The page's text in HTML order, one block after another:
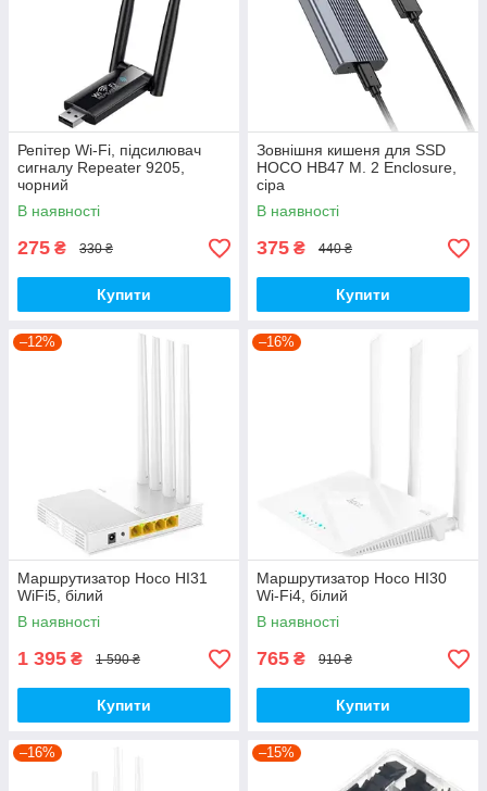
Репітер Wi-Fi, підсилювач
сигналу Repeater 9205,
чорний
В наявності
275 ₴ 330 ₴
Купити
Зовнішня кишеня для SSD
HOCO HB47 M. 2 Enclosure,
сіра
В наявності
375 ₴ 440 ₴
Купити
–12%
Маршрутизатор Hoco HI31
WiFi5, білий
В наявності
1 395 ₴ 1 590 ₴
Купити
–16%
Маршрутизатор Hoco HI30
Wi-Fi4, білий
В наявності
765 ₴ 910 ₴
Купити
–16% –15%